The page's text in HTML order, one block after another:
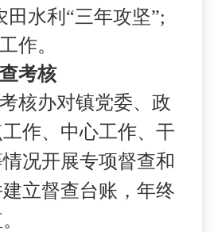
田水利“三年攻坚”;
作。
考核
核办对镇党委、政
作、中心工作、干
况开展专项督查和
立督查台账，年终